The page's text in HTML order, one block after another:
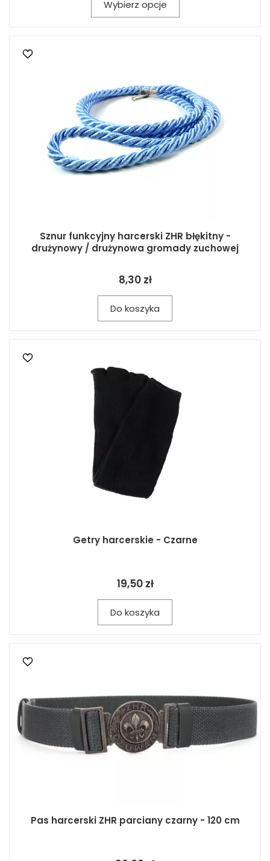
Wybierz opcje
Sznur funkcyjny harcerski ZHR błękitny -
drużynowy / drużynowa gromady zuchowej
8,30 zł
Do koszyka
Getry harcerskie - Czarne
19,50 zł
Do koszyka
Pas harcerski ZHR parciany czarny - 120 cm